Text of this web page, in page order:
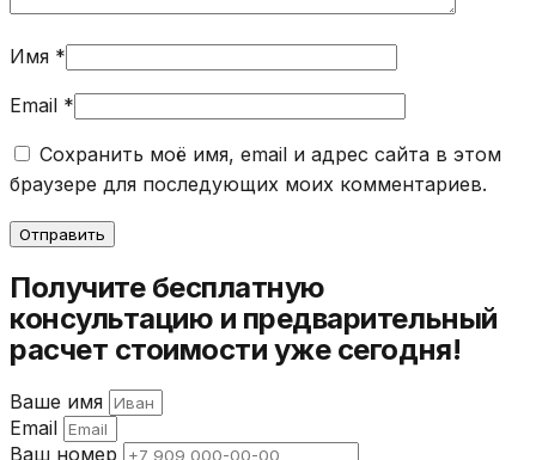
Имя *
Email *
Сохранить моё имя, email и адрес сайта в этом
браузере для последующих моих комментариев.
Получите бесплатную
консультацию и предварительный
расчет стоимости уже сегодня!​
Ваше имя
Email
Ваш номер